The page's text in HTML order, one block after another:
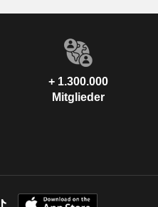
+ 1.300.000
Mitglieder